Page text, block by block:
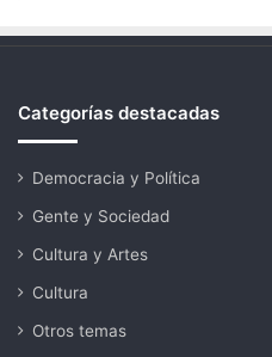
Categorías destacadas
Democracia y Política
Gente y Sociedad
Cultura y Artes
Cultura
Otros temas